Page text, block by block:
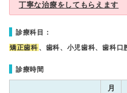
丁寧な治療をしてもらえます
診療科目：
矯正歯科 、歯科、小児歯科、歯科口
診療時間
月